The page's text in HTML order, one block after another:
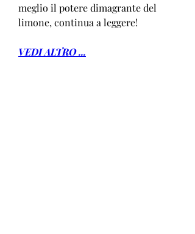
meglio il potere dimagrante del
limone, continua a leggere!
VEDI ALTRO ...